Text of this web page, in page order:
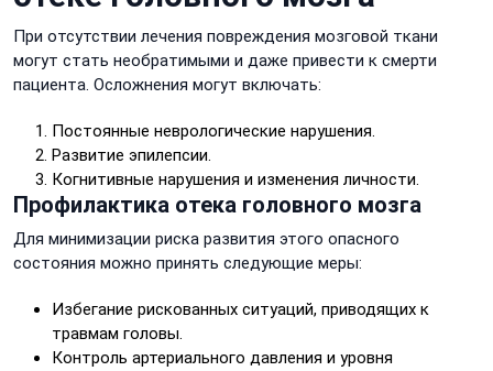
При отсутствии лечения повреждения мозговой ткани
могут стать необратимыми и даже привести к смерти
пациента. Осложнения могут включать:
Постоянные неврологические нарушения.
Развитие эпилепсии.
Когнитивные нарушения и изменения личности.
Профилактика отека головного мозга
Для минимизации риска развития этого опасного
состояния можно принять следующие меры:
Избегание рискованных ситуаций, приводящих к
травмам головы.
Контроль артериального давления и уровня